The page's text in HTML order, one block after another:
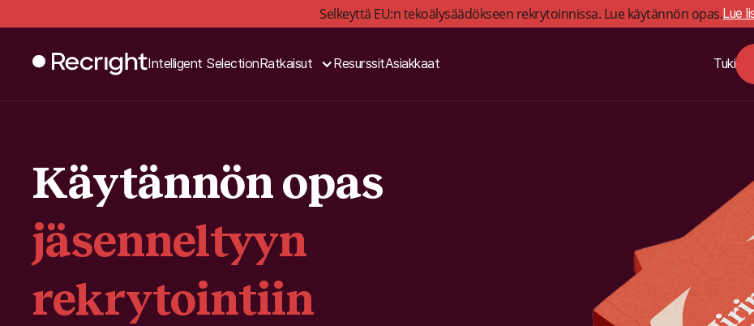
Selkeyttä EU:n tekoälysäädökseen rekrytoinnissa. Lue käytännön opas.Lue
Intelligent SelectionRatkaisut ResurssitAsiakkaat Tuki
Käytännön opas
jäsenneltyyn
rekrytointiin